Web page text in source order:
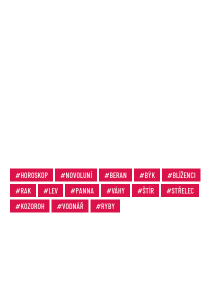
HOROSKOP NOVOLUNÍ BERAN BÝK
BLÍŽENCI
RAK
LEV PANNA VÁHY ŠTÍR
STŘELEC
KOZOROH
VODNÁŘ RYBY